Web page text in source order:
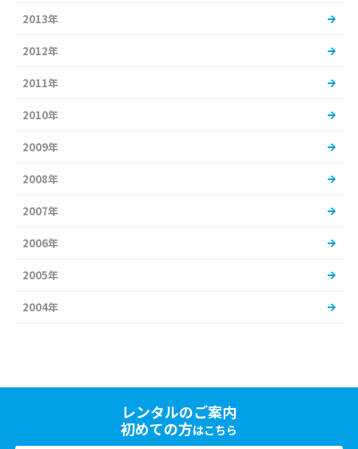
2013年
2012年
2011年
2010年
2009年
2008年
2007年
2006年
2005年
2004年
レンタルのご案内
初めての方はこちら